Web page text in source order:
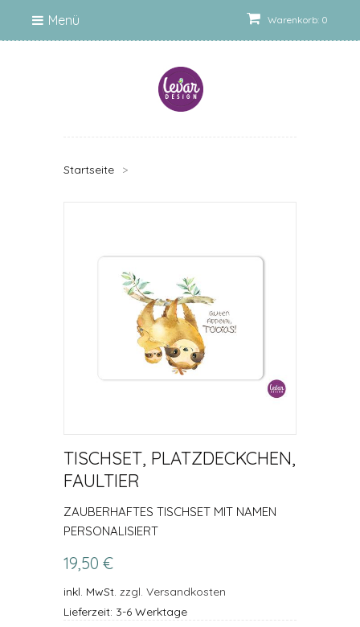
Warenkorb: 0
Menü
Startseite >
TISCHSET, PLATZDECKCHEN,
FAULTIER
ZAUBERHAFTES TISCHSET MIT NAMEN
PERSONALISIERT
19,50 €
inkl. MwSt. zzgl. Versandkosten
Lieferzeit: 3-6 Werktage